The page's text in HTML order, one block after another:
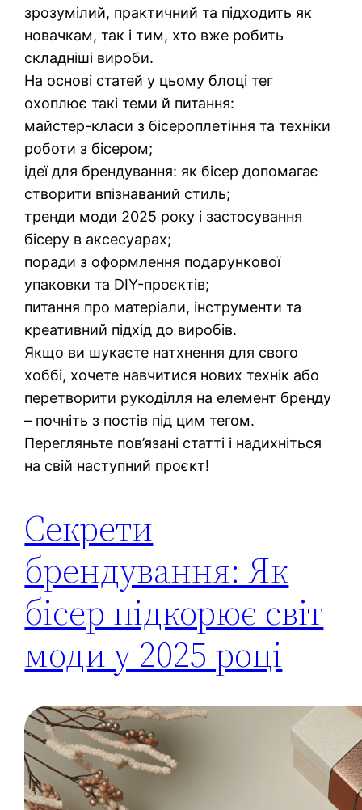
зрозумілий, практичний та підходить як
новачкам, так і тим, хто вже робить
складніші вироби.
На основі статей у цьому блоці тег
охоплює такі теми й питання:
майстер-класи з бісероплетіння та техніки
роботи з бісером;
ідеї для брендування: як бісер допомагає
створити впізнаваний стиль;
тренди моди 2025 року і застосування
бісеру в аксесуарах;
поради з оформлення подарункової
упаковки та DIY-проєктів;
питання про матеріали, інструменти та
креативний підхід до виробів.
Якщо ви шукаєте натхнення для свого
хоббі, хочете навчитися нових технік або
перетворити рукоділля на елемент бренду
– почніть з постів під цим тегом.
Перегляньте пов’язані статті і надихніться
на свій наступний проєкт!
Секрети
брендування: Як
бісер підкорює світ
моди у 2025 році